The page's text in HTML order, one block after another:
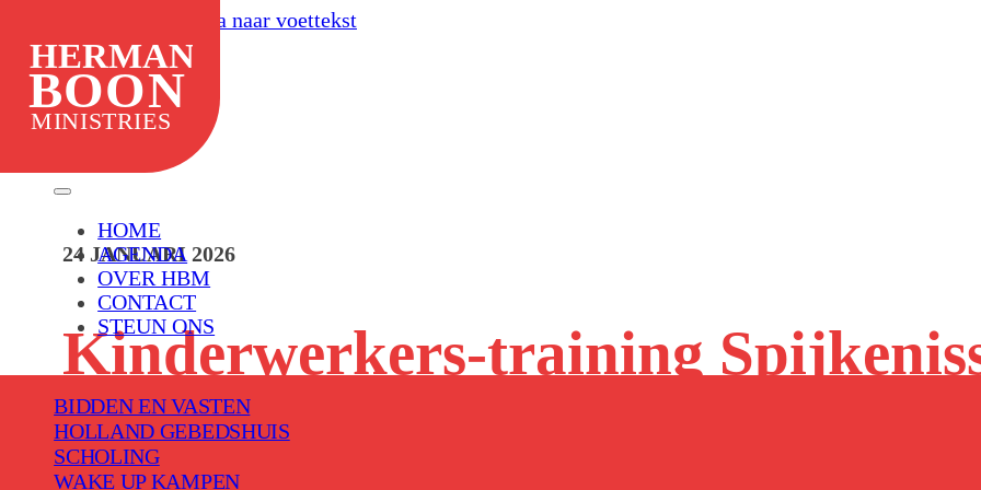
Ga naar voettekst
MINISTRIES
BOON
HERMAN
AGENDA
OVER HBM
CONTACT
HOME
AGENDA
OVER HBM
CONTACT
STEUN ONS
BIDDEN EN VASTEN
HOLLAND GEBEDSHUIS
SCHOLING
WAKE UP KAMPEN
24 JANUARI 2026
Kinderwerkers-training